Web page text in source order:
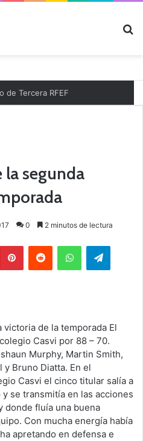
de Tercera RFEF
la segunda
0 2 minutos de lectura
victoria de la temporada El
Casvi por 88 – 70.
Murphy, Martin Smith,
y Bruno Diatta. En el
Casvi el cinco titular salía a
se transmitía en las acciones
donde fluía una buena
Con mucha energía había
apretando en defensa e